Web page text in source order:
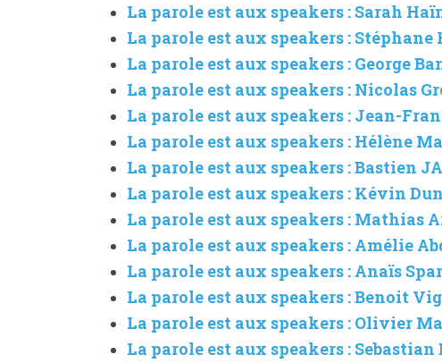
La parole est aux speakers : Sarah
La parole est aux speakers : Stéphane
La parole est aux speakers : George
La parole est aux speakers : Nicolas
La parole est aux speakers : Jean-
La parole est aux speakers : Hélène
La parole est aux speakers : Bastien
La parole est aux speakers : Kévin
La parole est aux speakers : Mathias
La parole est aux speakers : Amélie
La parole est aux speakers : Anaïs
La parole est aux speakers : Benoit
La parole est aux speakers : Olivier
La parole est aux speakers :